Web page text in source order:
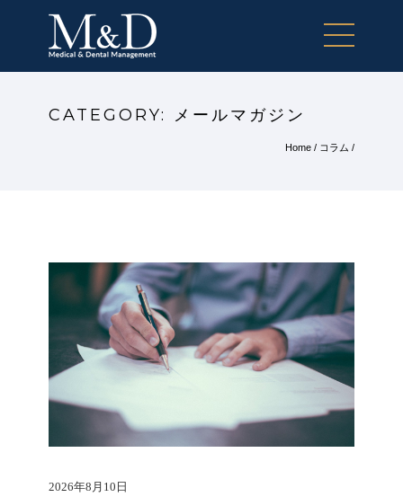
CATEGORY: メールマガジン
Home / コラム /
2026年8月10日